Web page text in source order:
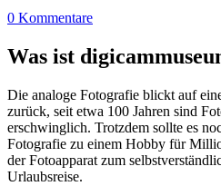
0 Kommentare
Was ist
Die analoge Fotografie blickt auf
zurück, seit etwa 100 Jahren sind
erschwinglich. Trotzdem sollte es
Fotografie zu einem Hobby für
der Fotoapparat zum
Urlaubsreise.